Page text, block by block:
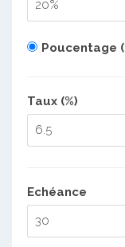
Poucentage
Taux (%)
Echéance